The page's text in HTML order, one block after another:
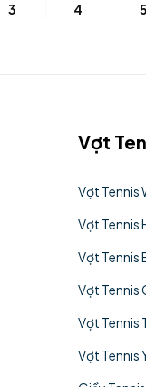
3 4 5
Vợt
Vợt Tennis
Vợt Tennis
Vợt Tennis
Vợt Tennis
Vợt Tennis
Vợt Tennis